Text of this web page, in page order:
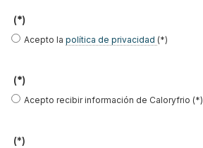
Enviar
LO MÁS VISTO
(*)
Acepto la política de privacidad (*)
(*)
Acepto recibir información de Caloryfrio (*)
(*)